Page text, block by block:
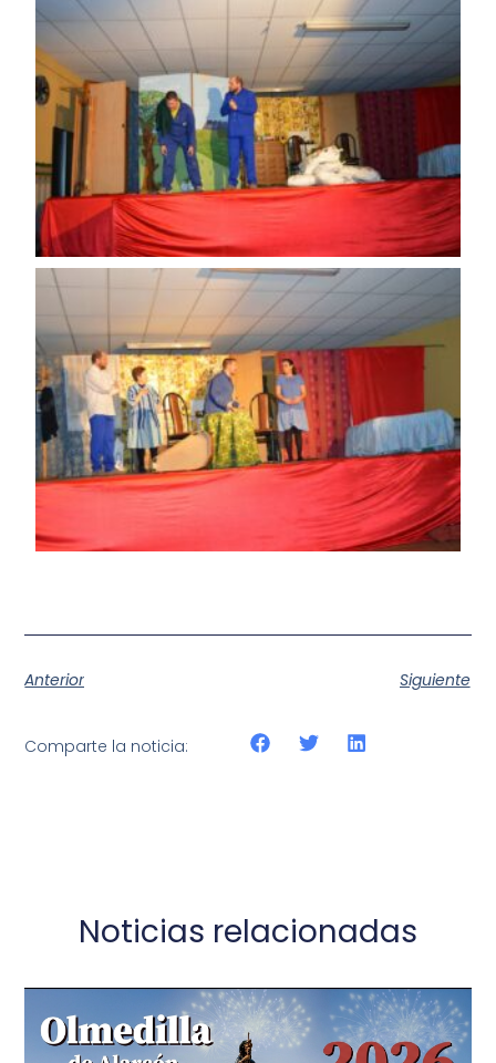
Anterior Siguiente
Comparte la noticia:
Noticias relacionadas